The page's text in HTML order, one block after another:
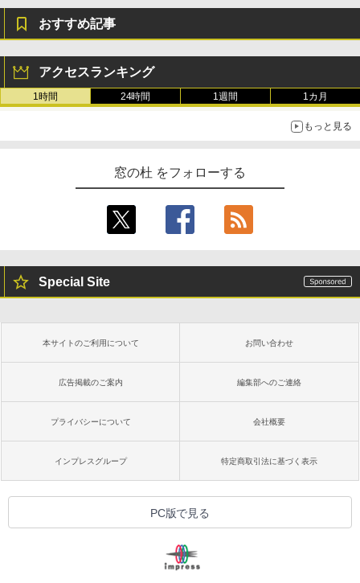
おすすめ記事
アクセスランキング
1時間 24時間 1週間 1カ月
もっと見る
窓の杜 をフォローする
Special Site
本サイトのご利用について お問い合わせ
広告掲載のご案内 編集部へのご連絡
プライバシーについて 会社概要
インプレスグループ 特定商取引法に基づく表示
PC版で見る